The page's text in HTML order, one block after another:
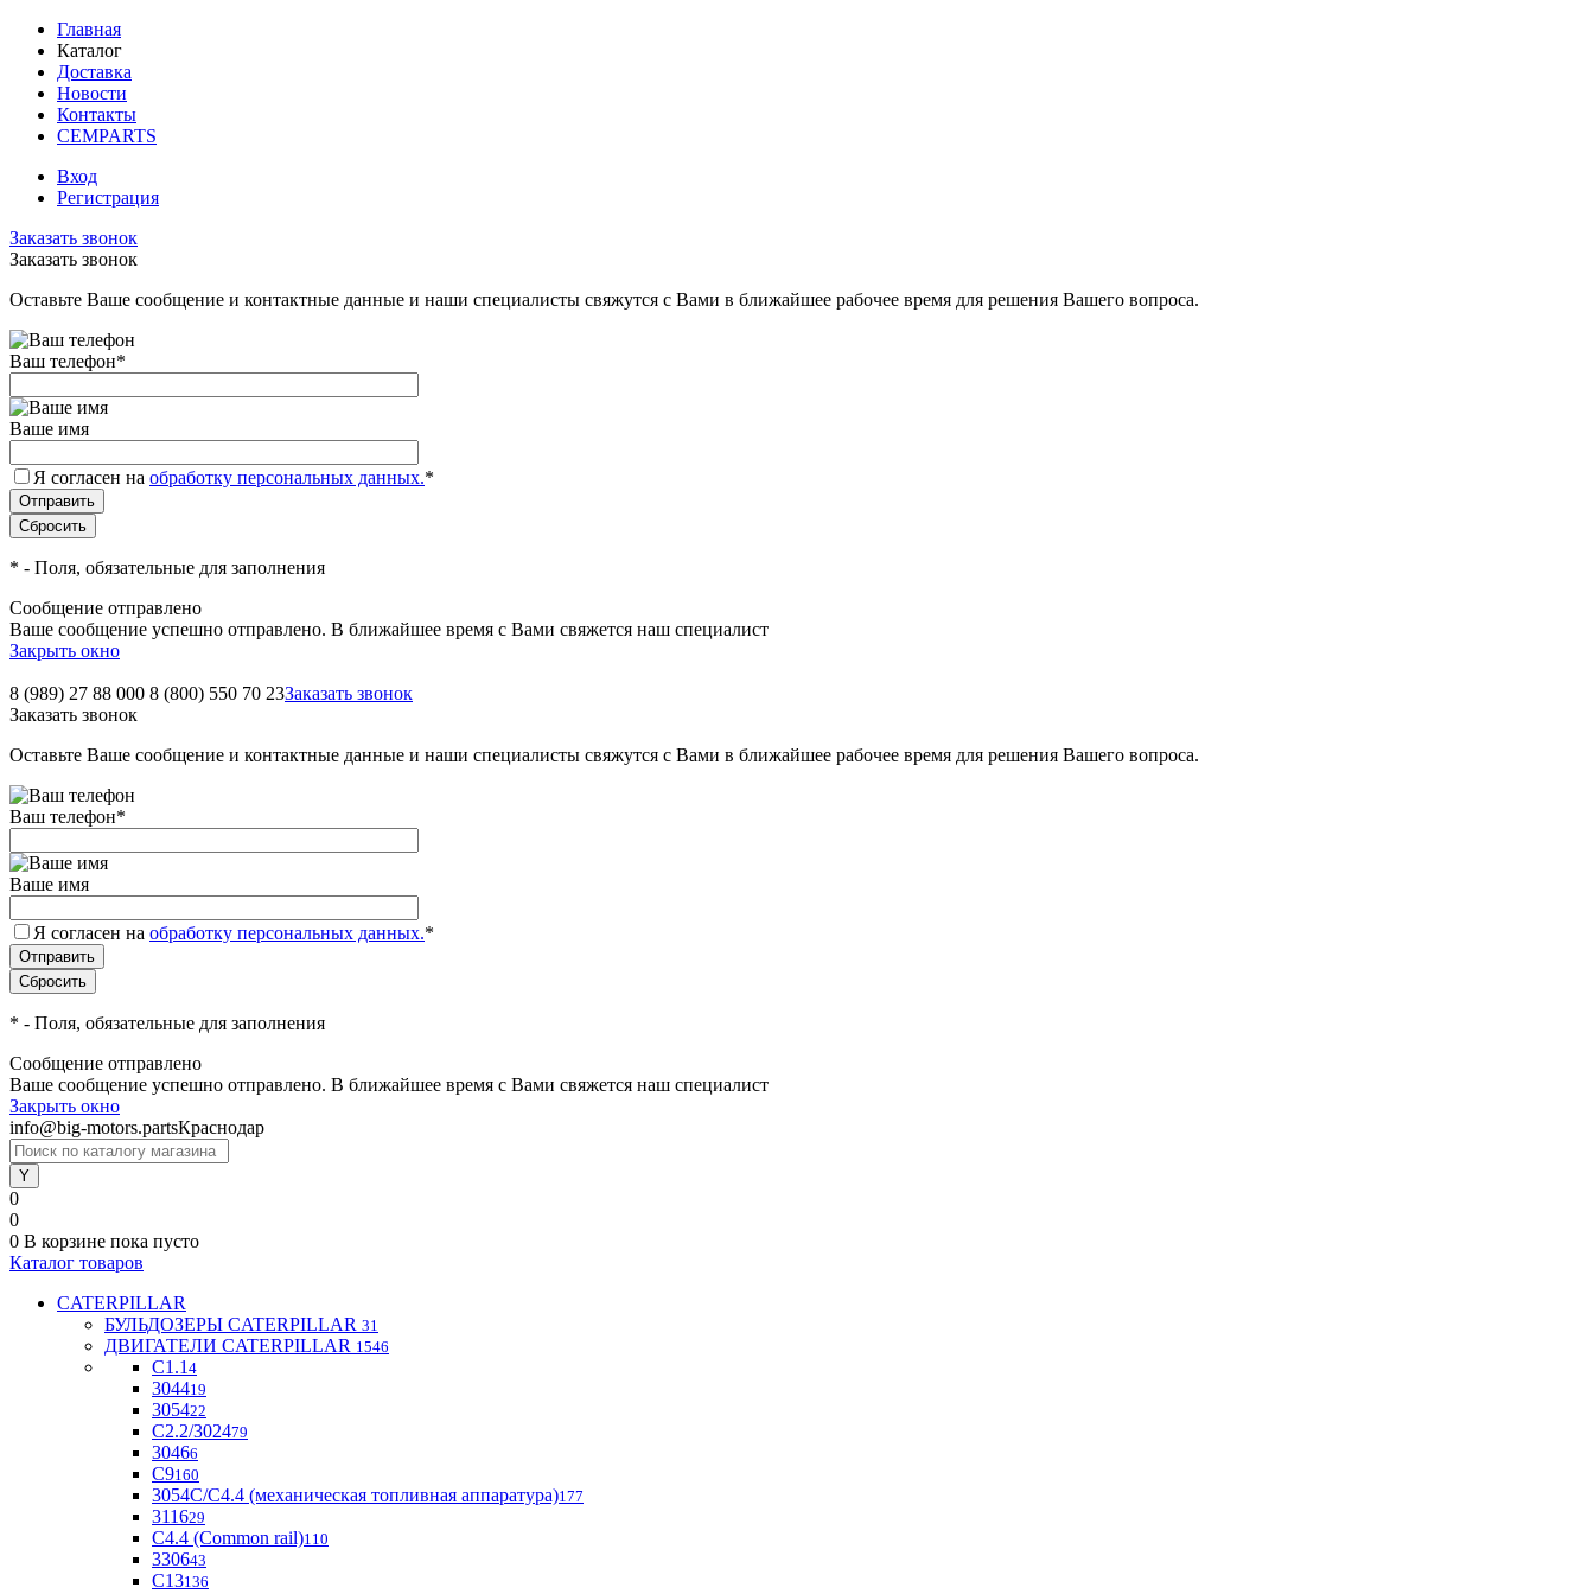
Главная
Каталог
Доставка
Новости
Контакты
CEMPARTS
Вход
Регистрация
Заказать звонок
Заказать звонок
Оставьте Ваше сообщение и контактные данные и наши специалисты свяжутся с Вами в ближайшее рабочее время для решения Вашего вопроса.
Ваш телефон*
Ваше имя
Я согласен на обработку персональных данных.*
* - Поля, обязательные для заполнения
Сообщение отправлено
Ваше сообщение успешно отправлено. В ближайшее время с Вами свяжется наш специалист
Закрыть окно
8 (989) 27 88 000 8 (800) 550 70 23Заказать звонок
Заказать звонок
Оставьте Ваше сообщение и контактные данные и наши специалисты свяжутся с Вами в ближайшее рабочее время для решения Вашего вопроса.
Ваш телефон*
Ваше имя
Я согласен на обработку персональных данных.*
* - Поля, обязательные для заполнения
Сообщение отправлено
Ваше сообщение успешно отправлено. В ближайшее время с Вами свяжется наш специалист
Закрыть окно
info@big-motors.partsКраснодар
0
0
0 В корзине пока пусто
Каталог товаров
CATERPILLAR
БУЛЬДОЗЕРЫ CATERPILLAR 31
ДВИГАТЕЛИ CATERPILLAR 1546
C1.1 4
304419
305422
С2.2/302479
30466
С9160
3054С/С4.4 (механическая топливная аппаратура)177
311629
С4.4 (Common rail)110
330643
С13136